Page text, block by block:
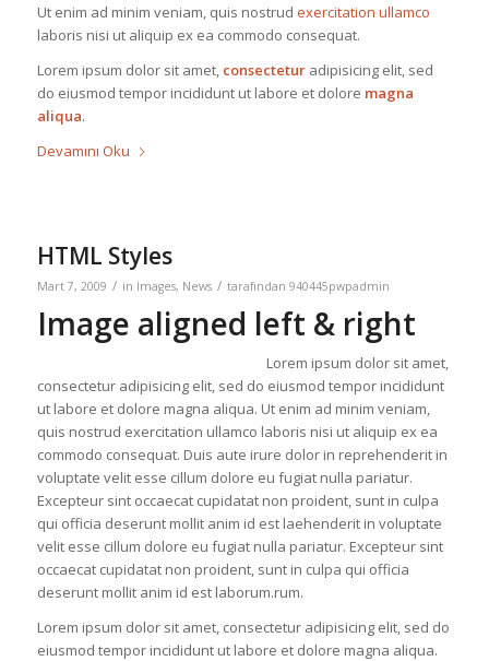
Ut enim ad minim veniam, quis nostrud exercitation ullamco
laboris nisi ut aliquip ex ea commodo consequat.
Lorem ipsum dolor sit amet, consecteturadipisicing elit, sed
do eiusmod tempor incididunt ut labore et dolore magna
aliqua.
Devamını Oku
HTML Styles
Mart 7, 2009 / in Images, News / tarafından 940445pwpadmin
Image aligned left & right
Lorem ipsum dolor sit amet,
consectetur adipisicing elit, sed do eiusmod tempor incididunt
ut labore et dolore magna aliqua. Ut enim ad minim veniam,
quis nostrud exercitation ullamco laboris nisi ut aliquip ex ea
commodo consequat. Duis aute irure dolor in reprehenderit in
voluptate velit esse cillum dolore eu fugiat nulla pariatur.
Excepteur sint occaecat cupidatat non proident, sunt in culpa
qui officia deserunt mollit anim id est laehenderit in voluptate
velit esse cillum dolore eu fugiat nulla pariatur. Excepteur sint
occaecat cupidatat non proident, sunt in culpa qui officia
deserunt mollit anim id est laborum.rum.
Lorem ipsum dolor sit amet, consectetur adipisicing elit, sed do
eiusmod tempor incididunt ut labore et dolore magna aliqua.